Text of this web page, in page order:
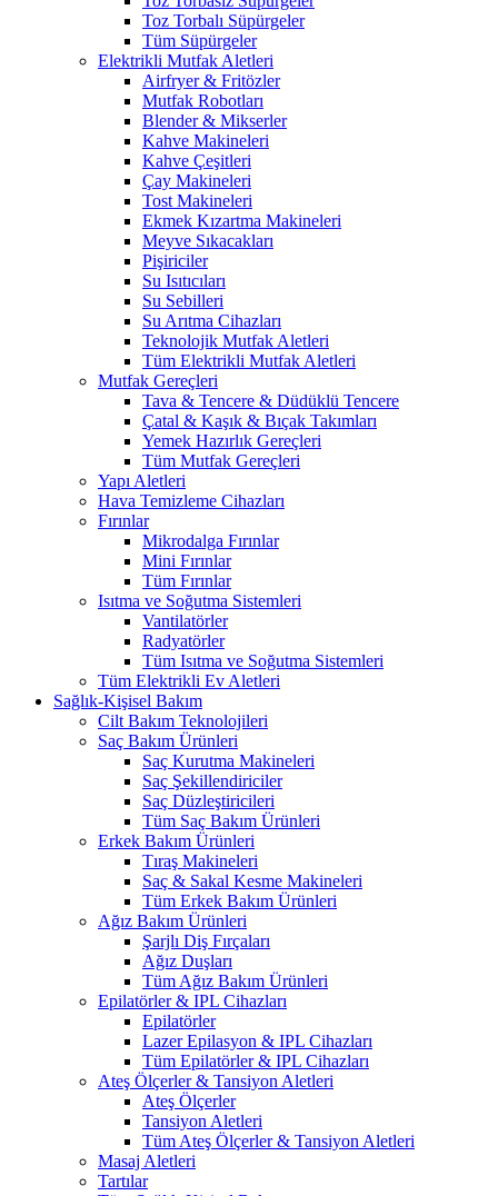
Toz Torbalı Süpürgeler
Tüm Süpürgeler
Elektrikli Mutfak Aletleri
Airfryer & Fritözler
Mutfak Robotları
Blender & Mikserler
Kahve Makineleri
Kahve Çeşitleri
Çay Makineleri
Tost Makineleri
Ekmek Kızartma Makineleri
Meyve Sıkacakları
Pişiriciler
Su Isıtıcıları
Su Sebilleri
Su Arıtma Cihazları
Teknolojik Mutfak Aletleri
Tüm Elektrikli Mutfak Aletleri
Mutfak Gereçleri
Tava & Tencere & Düdüklü Tencere
Çatal & Kaşık & Bıçak Takımları
Yemek Hazırlık Gereçleri
Tüm Mutfak Gereçleri
Yapı Aletleri
Hava Temizleme Cihazları
Fırınlar
Mikrodalga Fırınlar
Mini Fırınlar
Tüm Fırınlar
Isıtma ve Soğutma Sistemleri
Vantilatörler
Radyatörler
Tüm Isıtma ve Soğutma Sistemleri
Tüm Elektrikli Ev Aletleri
Sağlık-Kişisel Bakım
Cilt Bakım Teknolojileri
Saç Bakım Ürünleri
Saç Kurutma Makineleri
Saç Şekillendiriciler
Saç Düzleştiricileri
Tüm Saç Bakım Ürünleri
Erkek Bakım Ürünleri
Tıraş Makineleri
Saç & Sakal Kesme Makineleri
Tüm Erkek Bakım Ürünleri
Ağız Bakım Ürünleri
Şarjlı Diş Fırçaları
Ağız Duşları
Tüm Ağız Bakım Ürünleri
Epilatörler & IPL Cihazları
Epilatörler
Lazer Epilasyon & IPL Cihazları
Tüm Epilatörler & IPL Cihazları
Ateş Ölçerler & Tansiyon Aletleri
Ateş Ölçerler
Tansiyon Aletleri
Tüm Ateş Ölçerler & Tansiyon Aletleri
Masaj Aletleri
Tartılar